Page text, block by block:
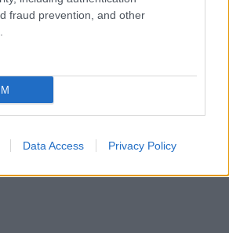
fraud prevention, and other
Data Access Privacy Policy